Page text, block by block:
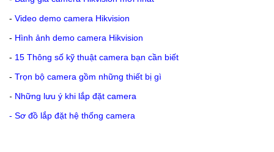
- Video demo camera Hikvision
- Hình ảnh demo camera Hikvision
- 15 Thông số kỹ thuật camera bạn cần biết
- Trọn bộ camera gồm những thiết bị gì
- Những lưu ý khi lắp đặt camera
- Sơ đồ lắp đặt hệ thống camera